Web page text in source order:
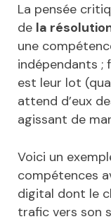
La pensée
de la
une
indépendants ;
est leur lot
attend d’eux
agissant de
Voici un
compétences
digital dont le
trafic vers son